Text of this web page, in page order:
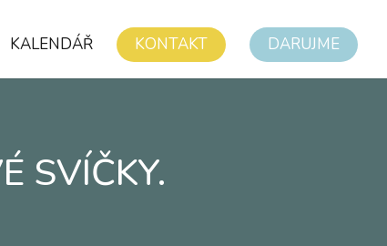
KALENDÁŘ KONTAKT DARUJME
SVÍČKY.